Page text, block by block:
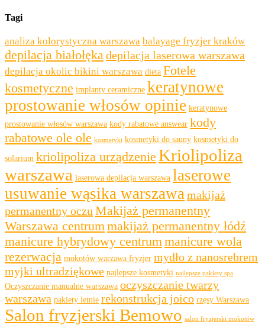
Tagi
analiza kolorystyczna warszawa balayage fryzjer kraków
depilacja białołęka depilacja laserowa warszawa
depilacja okolic bikini warszawa dieta Fotele
kosmetyczne implanty ceramiczne keratynowe
prostowanie włosów opinie keratynowe
prostowanie włosów warszawa kody rabatowe answear kody
rabatowe ole ole kosmetyki kosmetyki do sauny kosmetyki do
solarium kriolipoliza urządzenie Kriolipoliza
warszawa laserowa depilacja warszawa laserowe
usuwanie wąsika warszawa makijaż
permanentny oczu Makijaż permanentny
Warszawa centrum makijaż permanentny łódź
manicure hybrydowy centrum manicure wola
rezerwacja mokotów warzawa fryzjer mydło z nanosrebrem
myjki ultradziękowe najlepsze kosmetyki najlepsze pakiety spa
Oczyszczanie manualne warszawa oczyszczanie twarzy
warszawa pakiety letnie rekonstrukcja joico rzęsy Warszawa
Salon fryzjerski Bemowo salon fryzjerski mokotów